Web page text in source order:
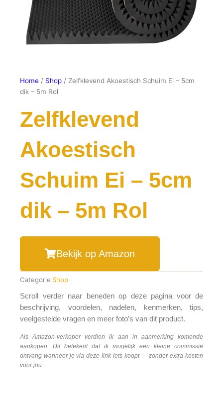
Home / Shop / Zelfklevend Akoestisch Schuim Ei – 5cm
dik – 5m Rol
Zelfklevend
Akoestisch
Schuim Ei – 5cm
dik – 5m Rol
Bekijk op Amazon
Categorie Shop
Scroll verder naar beneden op deze pagina voor de
beschrijving, voordelen, nadelen, kenmerken, tips,
veelgestelde vragen en meer foto’s van dit product.
Als Amazon-verkoper verdien ik aan in aanmerking komende
aankopen. Dit betekent dat ik mogelijk een kleine commissie
ontvang wanneer je via deze link iets koopt — zonder extra kosten
voor jou.